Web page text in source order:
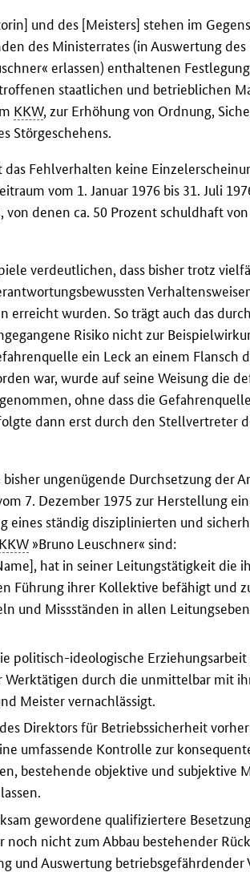
und des [Meisters] stehen im
des Ministerrates (in Auswertung des
erlassen) enthaltenen
staatlichen und betrieblichen
KKW, zur Erhöhung von Ordnung,
Störgeschehens.
Fehlverhalten keine
vom 1. Januar 1976 bis 31. Juli
denen ca. 50 Prozent schuldhaft
verdeutlichen, dass bisher trotz
erreicht wurden. So trägt auch das
Risiko nicht zur
ein Leck an einem Flansch
war, wurde auf seine Weisung die
ohne dass die
dann erst durch den Stellvertreter
ungenügende Durchsetzung der
7. Dezember 1975 zur Herstellung
eines ständig disziplinierten und
KKW »Bruno Leuschner« sind:
hat in seiner Leitungstätigkeit die
Führung ihrer Kollektive befähigt und
und Missständen in allen
politisch-ideologische Erziehungsarbeit
durch die unmittelbar mit
Meister vernachlässigt.
Direktors für Betriebssicherheit
umfassende Kontrolle zur
bestehende objektive und subjektive
gewordene qualifiziertere
noch nicht zum Abbau bestehender
und Auswertung betriebsgefährdender